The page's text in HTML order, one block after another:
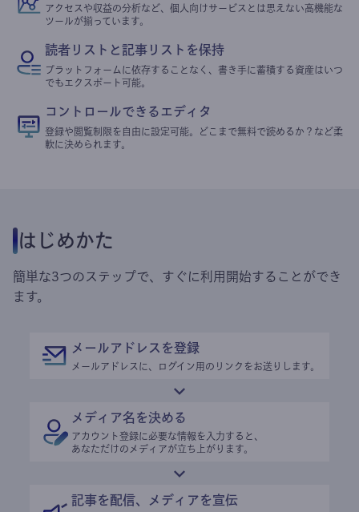
アクセスや収益の分析など、個人向けサービスとは思えない高機能な
ツールが揃っています。
読者リストと記事リストを保持
プラットフォームに依存することなく、書き手に蓄積する資産はいつ
でもエクスポート可能。
コントロールできるエディタ
登録や閲覧制限を自由に設定可能。どこまで無料で読めるか？など柔
軟に決められます。
はじめかた
簡単な3つのステップで、すぐに利用開始することができ
ます。
メールアドレスを登録
メールアドレスに、ログイン用のリンクをお送りします。
メディア名を決める
アカウント登録に必要な情報を入力すると、
あなただけのメディアが立ち上がります。
記事を配信、メディアを宣伝